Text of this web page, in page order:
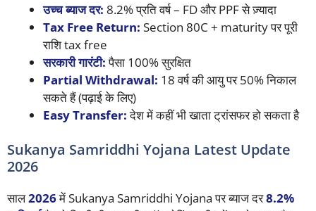
उच्च ब्याज दर: 8.2% प्रति वर्ष – FD और PPF से ज़्यादा
Tax Free Return: Section 80C + maturity पर पूरी
राशि tax free
सरकारी गारंटी:पैसा 100% सुरक्षित
Partial Withdrawal: 18 वर्ष की आयु पर 50% निकाल
सकते हैं (पढ़ाई के लिए)
Easy Transfer:देश में कहीं भी खाता ट्रांसफर हो सकता है
Sukanya Samriddhi Yojana Latest Update
2026
साल2026में Sukanya Samriddhi Yojana पर ब्याज दर8.2%